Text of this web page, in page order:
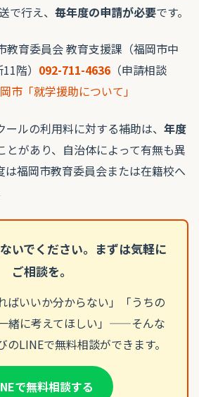
で行え、 毎年度の申請が必要です。
教育委員会 教育支援課（福岡市中
階） 092-711-4636 （申請相談
市「就学援助について」
ルの利用料に対する補助は、 年度
とがあり、自治体によって有無も異
は福岡市教育委員会または在籍校へ
いでください。まずは気軽に
ご相談を。
ばいいか分からない」「うちの
緒に考えてほしい」——そんな
のLINEで無料相談ができます。
で無料相談する